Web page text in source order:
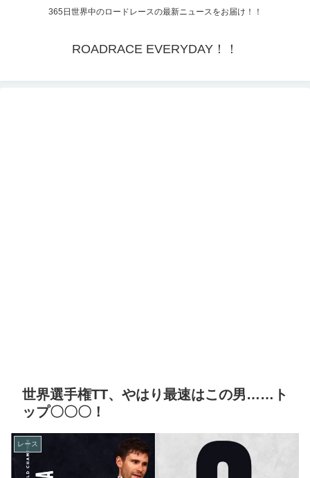
365日世界中のロードレースの最新ニュースをお届け！！
ROADRACE EVERYDAY！！
世界選手権TT、やはり最速はこの男……ト
ップ〇〇〇！
レース